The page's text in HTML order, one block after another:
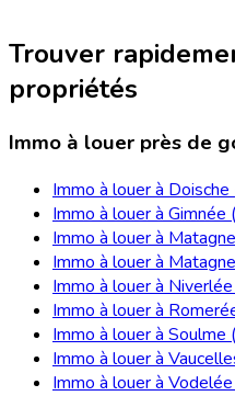
Trouver
propriétés
Immo à louer près de
Immo à louer à
Immo à louer à Gimnée
Immo à louer à
Immo à louer à
Immo à louer à
Immo à louer à
Immo à louer à Soulme
Immo à louer à
Immo à louer à